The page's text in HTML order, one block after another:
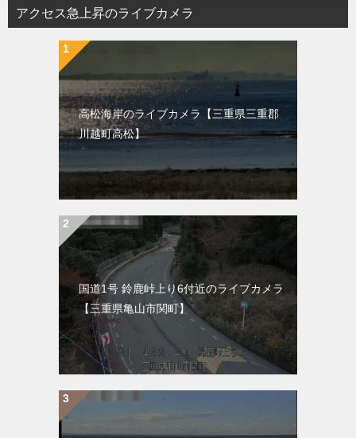
アクセス急上昇のライブカメラ
高松海岸のライブカメラ【三重県三重郡
川越町高松】
国道1号 鈴鹿峠上り6付近のライブカメラ
【三重県亀山市関町】